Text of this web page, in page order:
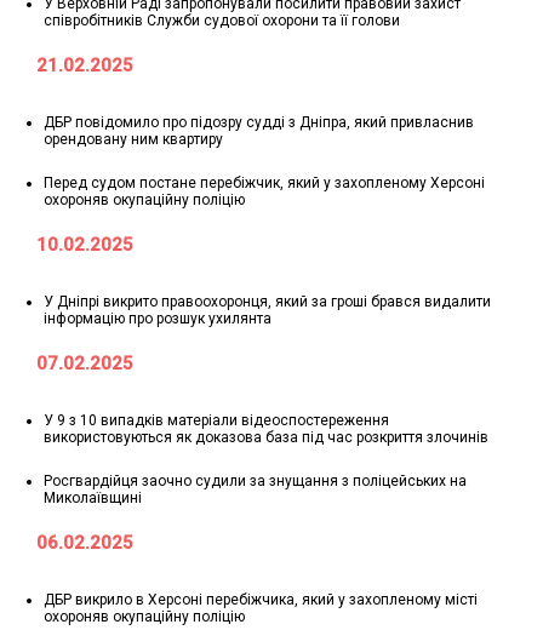
У Верховній Раді запропонували посилити правовий захист
співробітників Служби судової охорони та її голови
21.02.2025
ДБР повідомило про підозру судді з Дніпра, який привласнив
орендовану ним квартиру
Перед судом постане перебіжчик, який у захопленому Херсоні
охороняв окупаційну поліцію
10.02.2025
У Дніпрі викрито правоохоронця, який за гроші брався видалити
інформацію про розшук ухилянта
07.02.2025
У 9 з 10 випадків матеріали відеоспостереження
використовуються як доказова база під час розкриття злочинів
Росгвардійця заочно судили за знущання з поліцейських на
Миколаївщині
06.02.2025
ДБР викрило в Херсоні перебіжчика, який у захопленому місті
охороняв окупаційну поліцію